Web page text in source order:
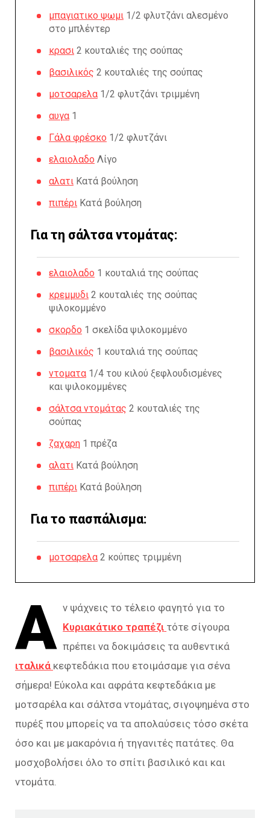
μπαγιατικο ψωμι 1/2 φλυτζάνι αλεσμένο
στο μπλέντερ
κρασι 2 κουταλιές της σούπας
βασιλικός 2 κουταλιές της σούπας
μοτσαρελα 1/2 φλυτζάνι τριμμένη
αυγα 1
Γάλα φρέσκο 1/2 φλυτζάνι
ελαιολαδο Λίγο
αλατι Κατά βούληση
πιπέρι Κατά βούληση
Για τη σάλτσα ντομάτας:
ελαιολαδο 1 κουταλιά της σούπας
κρεμμυδι 2 κουταλιές της σούπας
ψιλοκομμένο
σκορδο 1 σκελίδα ψιλοκομμένο
βασιλικός 1 κουταλιά της σούπας
ντοματα 1/4 του κιλού ξεφλουδισμένες
και ψιλοκομμένες
σάλτσα ντομάτας 2 κουταλιές της
σούπας
ζαχαρη 1 πρέζα
αλατι Κατά βούληση
πιπέρι Κατά βούληση
Για το πασπάλισμα:
μοτσαρελα 2 κούπες τριμμένη
Α ν ψάχνεις το τέλειο φαγητό για το
Κυριακάτικο τραπέζι τότε σίγουρα
πρέπει να δοκιμάσεις τα αυθεντικά
ιταλικά κεφτεδάκια που ετοιμάσαμε για σένα
σήμερα! Εύκολα και αφράτα κεφτεδάκια με
μοτσαρέλα και σάλτσα ντομάτας, σιγοψημένα στο
πυρέξ που μπορείς να τα απολαύσεις τόσο σκέτα
όσο και με μακαρόνια ή τηγανιτές πατάτες. Θα
μοσχοβολήσει όλο το σπίτι βασιλικό και και
ντομάτα.